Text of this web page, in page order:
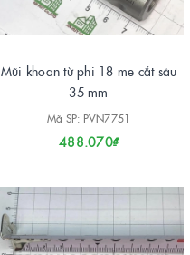
Mũi khoan từ phi 18 me cắt sâu
35 mm
Mã SP: PVN7751
488.070₫